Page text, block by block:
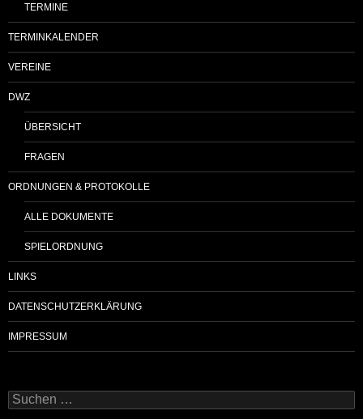
TERMINE
TERMINKALENDER
VEREINE
DWZ
ÜBERSICHT
FRAGEN
ORDNUNGEN & PROTOKOLLE
ALLE DOKUMENTE
SPIELORDNUNG
LINKS
DATENSCHUTZERKLÄRUNG
IMPRESSUM
Suchen
nach: